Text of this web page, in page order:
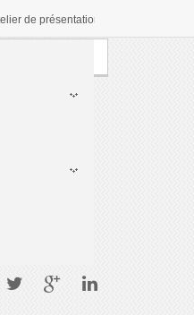
de présentation des résultats de